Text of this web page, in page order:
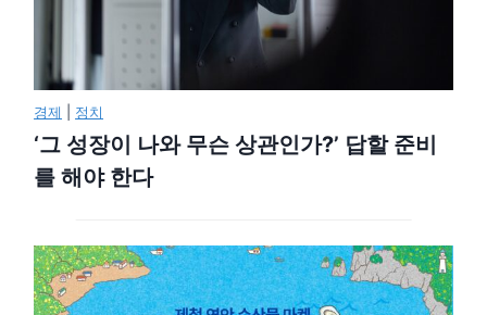
경제 정치
‘그 성장이 나와 무슨 상관인가?’ 답할 준비
를 해야 한다